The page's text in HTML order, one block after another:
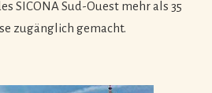
SICONA Sud-Ouest mehr als 35
zugänglich gemacht.